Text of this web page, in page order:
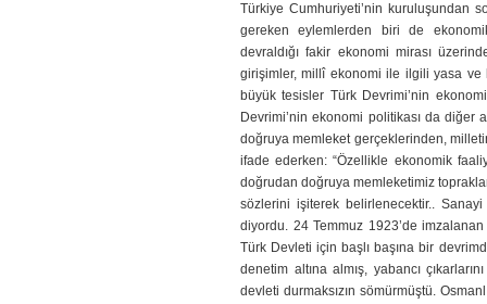
Türkiye Cumhuriyeti’nin kuruluşundan
gereken eylemlerden biri de
devraldığı fakir ekonomi mirası
girişim­ler, millî ekonomi ile ilgili yasa ve
büyük tesisler Türk Devrimi’nin
Devrimi’nin ekonomi politikası da
doğruya memleket gerçeklerinden,
ifade ederken: “Özellik­le ekonomik
doğ­rudan doğruya memleketimiz
sözlerini işiterek belirlenecektir..
diyordu. 24 Temmuz 1923’de imzalanan
Türk Devleti için başlı başına bir
denetim altına almış, yabancı
devleti durmaksızın sömürmüştü.